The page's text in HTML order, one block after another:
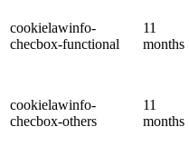
cookielawinfo-
checbox-functional
11
months
cookielawinfo-
checbox-others
11
months